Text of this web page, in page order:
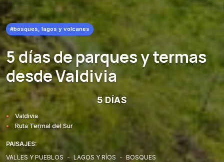
#bosques, lagos y volcanes
5 días de parques y termas
desde Valdivia
5 DÍAS
Valdivia
Ruta Termal del Sur
PAISAJES:
VALLES Y PUEBLOS - LAGOS Y RÍOS - BOSQUES